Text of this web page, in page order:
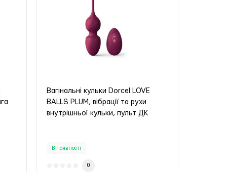
Вагінальні кульки Dorcel LOVE
BALLS PLUM, вібрації та рухи
внутрішньої кульки, пульт ДК
В наявності
0